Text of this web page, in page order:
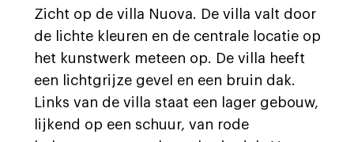
Zicht op de villa Nuova. De villa valt door
de lichte kleuren en de centrale locatie op
het kunstwerk meteen op. De villa heeft
een lichtgrijze gevel en een bruin dak.
Links van de villa staat een lager gebouw,
lijkend op een schuur, van rode